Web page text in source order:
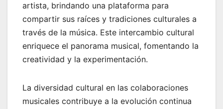
artista, brindando una plataforma para
compartir sus raíces y tradiciones culturales a
través de la música. Este intercambio cultural
enriquece el panorama musical, fomentando la
creatividad y la experimentación.
La diversidad cultural en las colaboraciones
musicales contribuye a la evolución continua